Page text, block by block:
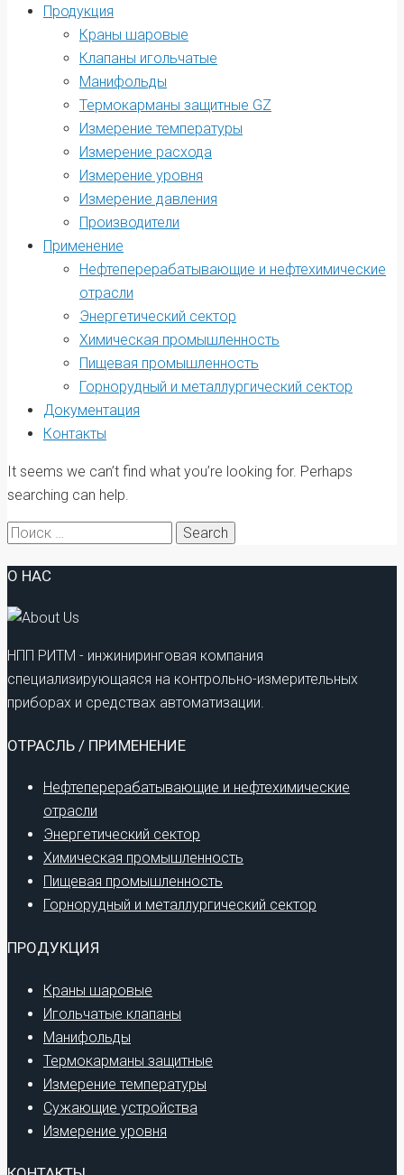
Продукция
Краны шаровые
Клапаны игольчатые
Манифольды
Термокарманы защитные GZ
Измерение температуры
Измерение расхода
Измерение уровня
Измерение давления
Производители
Применение
Нефтеперерабатывающие и нефтехимические
отрасли
Энергетический сектор
Химическая промышленность
Пищевая промышленность
Горнорудный и металлургический сектор
Документация
Контакты
It seems we can’t find what you’re looking for. Perhaps
searching can help.
Search
О НАС
НПП РИТМ - инжиниринговая компания
специализирующаяся на контрольно-измерительных
приборах и средствах автоматизации.
ОТРАСЛЬ / ПРИМЕНЕНИЕ
Нефтеперерабатывающие и нефтехимические
отрасли
Энергетический сектор
Химическая промышленность
Пищевая промышленность
Горнорудный и металлургический сектор
ПРОДУКЦИЯ
Краны шаровые
Игольчатые клапаны
Манифольды
Термокарманы защитные
Измерение температуры
Сужающие устройства
Измерение уровня